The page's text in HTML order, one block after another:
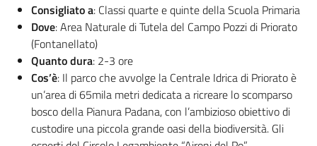
Consigliato a: Classi quarte e quinte della Scuola Primaria
Dove: Area Naturale di Tutela del Campo Pozzi di Priorato
(Fontanellato)
Quanto dura: 2-3 ore
Cos’è: Il parco che avvolge la Centrale Idrica di Priorato è
un’area di 65mila metri dedicata a ricreare lo scomparso
bosco della Pianura Padana, con l’ambizioso obiettivo di
custodire una piccola grande oasi della biodiversità. Gli